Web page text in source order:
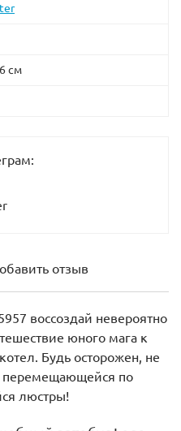
см
отзыв
воссоздай невероятно
юного мага к
Будь осторожен, не
перемещающейся по
люстры!